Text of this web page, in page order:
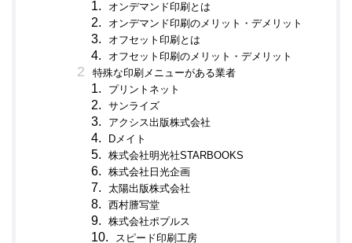
オンデマンド印刷とは
オンデマンド印刷のメリット・デメリット
オフセット印刷とは
オフセット印刷のメリット・デメリット
特殊な印刷メニューがある業者
プリントネット
サンライズ
アクシス出版株式会社
Dメイト
株式会社明光社STARBOOKS
株式会社日光企画
太陽出版株式会社
西村謄写堂
株式会社ポプルス
スピード印刷工房